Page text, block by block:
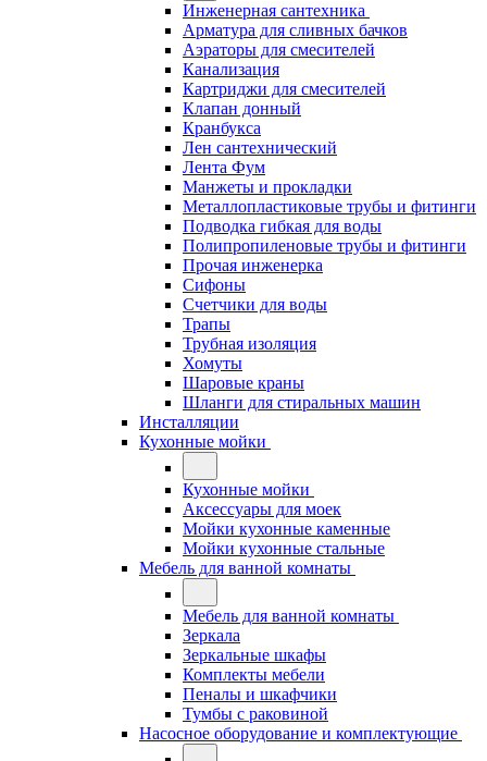
Инженерная сантехника
Арматура для сливных бачков
Аэраторы для смесителей
Канализация
Картриджи для смесителей
Клапан донный
Кранбукса
Лен сантехнический
Лента Фум
Манжеты и прокладки
Металлопластиковые трубы и фитинги
Подводка гибкая для воды
Полипропиленовые трубы и фитинги
Прочая инженерка
Сифоны
Счетчики для воды
Трапы
Трубная изоляция
Хомуты
Шаровые краны
Шланги для стиральных машин
Инсталляции
Кухонные мойки
Кухонные мойки
Аксессуары для моек
Мойки кухонные каменные
Мойки кухонные стальные
Мебель для ванной комнаты
Мебель для ванной комнаты
Зеркала
Зеркальные шкафы
Комплекты мебели
Пеналы и шкафчики
Тумбы с раковиной
Насосное оборудование и комплектующие